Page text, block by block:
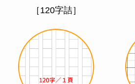
［120字詰］